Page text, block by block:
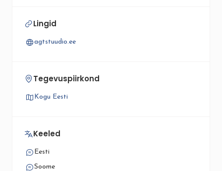
Lingid
agtstuudio.ee
Tegevuspiirkond
Kogu Eesti
Keeled
Eesti
Soome